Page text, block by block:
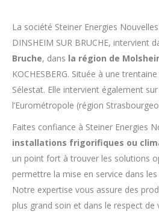
La société Steiner Energies
DINSHEIM SUR BRUCHE, intervient
Bruche, dans la région de
KOCHESBERG. Située à une
Sélestat. Elle intervient également sur
l’Eurométropole (région
Faites confiance à Steiner Energies
installations frigorifiques ou
un point fort à trouver les solutions
permettre la mise en service dans
Notre expertise vous assure des
plus grand soin et dans le respect de